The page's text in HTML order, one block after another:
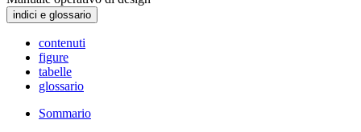
indici e glossario
contenuti
figure
tabelle
glossario
Sommario